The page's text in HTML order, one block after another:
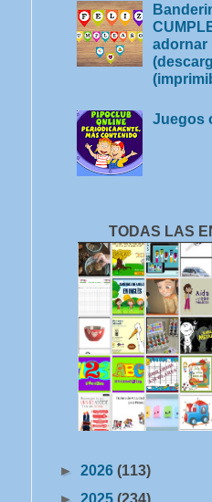
adornar
Juegos
TODAS LAS
► 2026 (113)